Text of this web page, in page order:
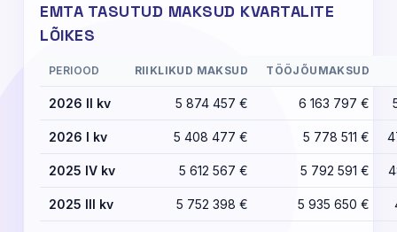
EMTA TASUTUD MAKSUD KVARTALITE
LÕIKES
PERIOOD RIIKLIKUD MAKSUD TÖÖJÕUMAKSUD
2026 II kv 5 874 457 € 6 163 797 €
2026 I kv 5 408 477 € 5 778 511 €
2025 IV kv 5 612 567 € 5 792 591 €
2025 III kv 5 752 398 € 5 935 650 €